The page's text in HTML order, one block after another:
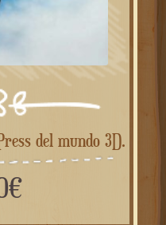
del mundo 3D.
€